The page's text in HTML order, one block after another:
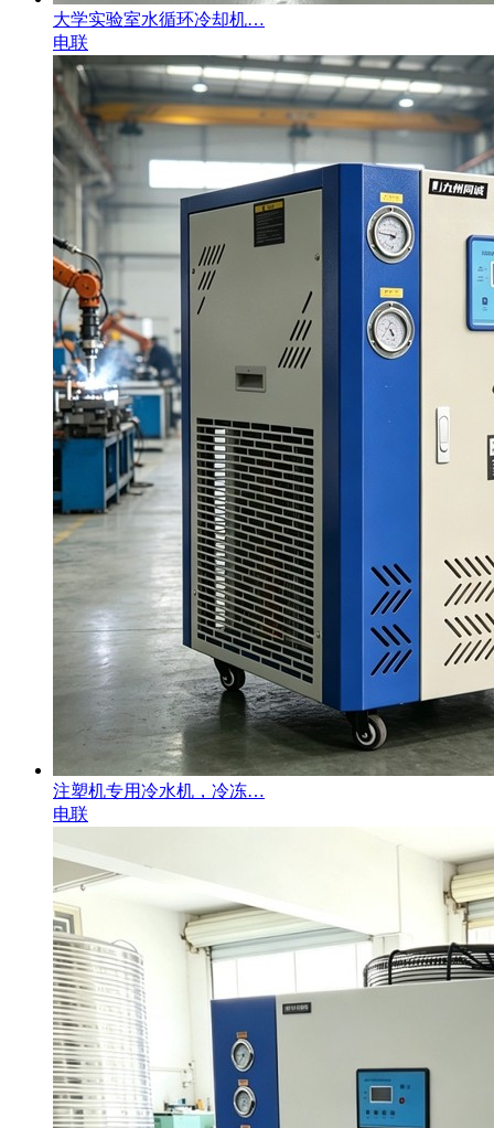
大学实验室水循环冷却机…
电联
注塑机专用冷水机，冷冻…
电联